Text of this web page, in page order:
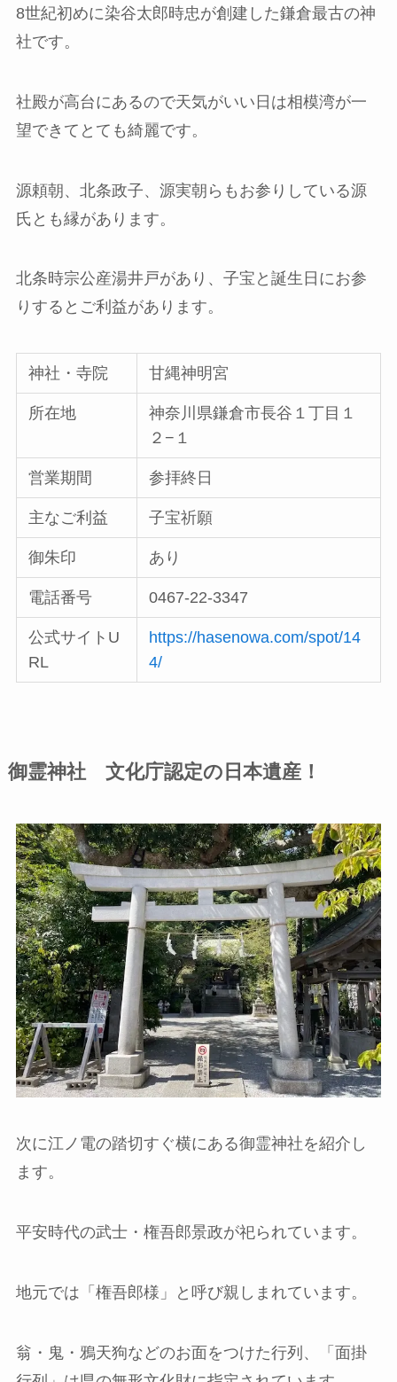
8世紀初めに染谷太郎時忠が創建した鎌倉最古の神
社です。
社殿が高台にあるので天気がいい日は相模湾が一
望できてとても綺麗です。
源頼朝、北条政子、源実朝らもお参りしている源
氏とも縁があります。
北条時宗公産湯井戸があり、子宝と誕生日にお参
りするとご利益があります。
神社・寺院 甘縄神明宮
所在地
神奈川県鎌倉市長谷１丁目１
２−１
営業期間 参拝終日
主なご利益 子宝祈願
御朱印 あり
電話番号 0467-22-3347
公式サイトU
RL
https://hasenowa.com/spot/14
4/
御霊神社 文化庁認定の日本遺産！
次に江ノ電の踏切すぐ横にある御霊神社を紹介し
ます。
平安時代の武士・権吾郎景政が祀られています。
地元では「権吾郎様」と呼び親しまれています。
翁・鬼・鴉天狗などのお面をつけた行列、「面掛